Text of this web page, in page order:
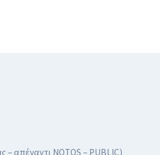
– απέναντι NOTOS – PUBLIC)